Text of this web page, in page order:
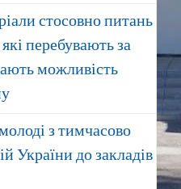
стосовно питань
перебувають за
можливість
з тимчасово
України до закладів